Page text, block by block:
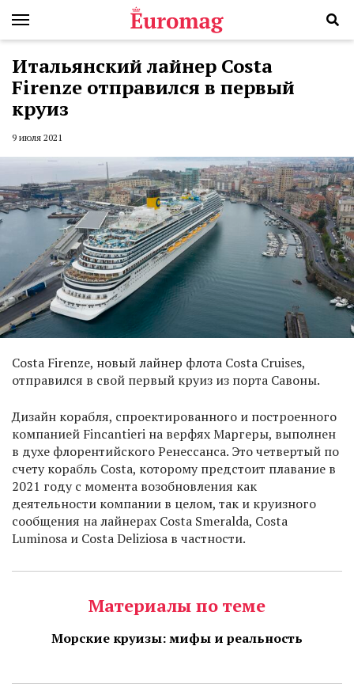
Итальянский лайнер Costa
Firenze отправился в первый
круиз
9 июля 2021
Costa Firenze, новый лайнер флота Costa Cruises,
отправился в свой первый круиз из порта Савоны.
Дизайн корабля, спроектированного и построенного
компанией Fincantieri на верфях Маргеры, выполнен
в духе флорентийского Ренессанса. Это четвертый по
счету корабль Costa, которому предстоит плавание в
2021 году с момента возобновления как
деятельности компании в целом, так и круизного
сообщения на лайнерах Costa Smeralda, Costa
Luminosa и Costa Deliziosa в частности.
Материалы по теме
Морские круизы: мифы и реальность